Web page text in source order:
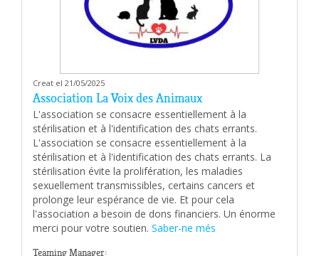
Creat el 21/05/2025
Association La Voix des Animaux
L'association se consacre essentiellement à la
stérilisation et à l'identification des chats errants.
L'association se consacre essentiellement à la
stérilisation et à l'identification des chats errants. La
stérilisation évite la prolifération, les maladies
sexuellement transmissibles, certains cancers et
prolonge leur espérance de vie. Et pour cela
l'association a besoin de dons financiers. Un énorme
merci pour votre soutien. Saber-ne més
Teaming Manager: